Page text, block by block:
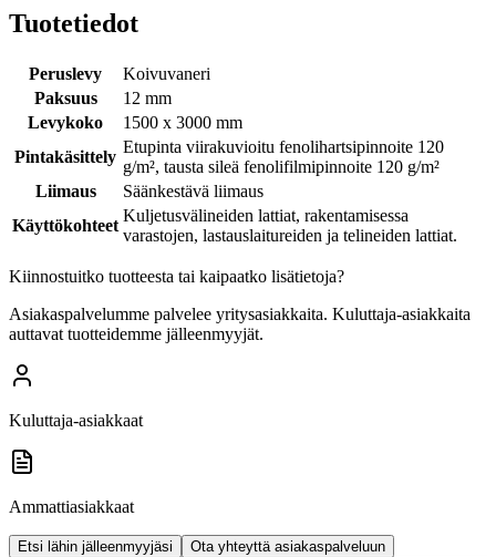
Tuotetiedot
Peruslevy
Koivuvaneri
Paksuus
12 mm
Levykoko
1500 x 3000 mm
Pintakäsittely
Etupinta viirakuvioitu fenolihartsipinnoite 120
g/m², tausta sileä fenolifilmipinnoite 120 g/m²
Liimaus
Säänkestävä liimaus
Käyttökohteet
Kuljetusvälineiden lattiat, rakentamisessa
varastojen, lastauslaitureiden ja telineiden lattiat.
Kiinnostuitko tuotteesta tai kaipaatko lisätietoja?
Asiakaspalvelumme palvelee yritysasiakkaita. Kuluttaja-asiakkaita
auttavat tuotteidemme jälleenmyyjät.
Kuluttaja-asiakkaat
Ammattiasiakkaat
Etsi lähin jälleenmyyjäsi Ota yhteyttä asiakaspalveluun